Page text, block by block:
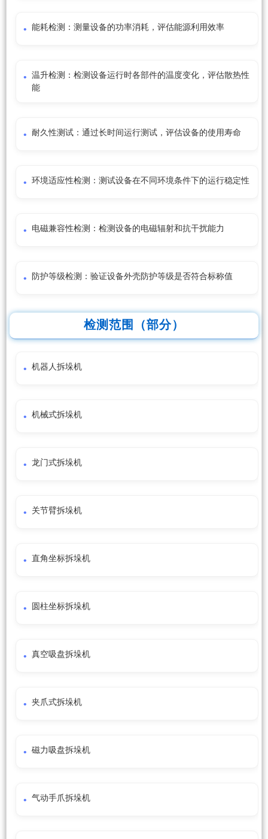
能耗检测：测量设备的功率消耗，评估能源利用效率
温升检测：检测设备运行时各部件的温度变化，评估散热性
能
耐久性测试：通过长时间运行测试，评估设备的使用寿命
环境适应性检测：测试设备在不同环境条件下的运行稳定性
电磁兼容性检测：检测设备的电磁辐射和抗干扰能力
防护等级检测：验证设备外壳防护等级是否符合标称值
检测范围（部分）
机器人拆垛机
机械式拆垛机
龙门式拆垛机
关节臂拆垛机
直角坐标拆垛机
圆柱坐标拆垛机
真空吸盘拆垛机
夹爪式拆垛机
磁力吸盘拆垛机
气动手爪拆垛机